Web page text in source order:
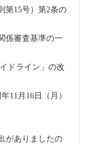
15号）第2条の
審査基準の一
ドライン」の改
月16日（月）
ありましたの